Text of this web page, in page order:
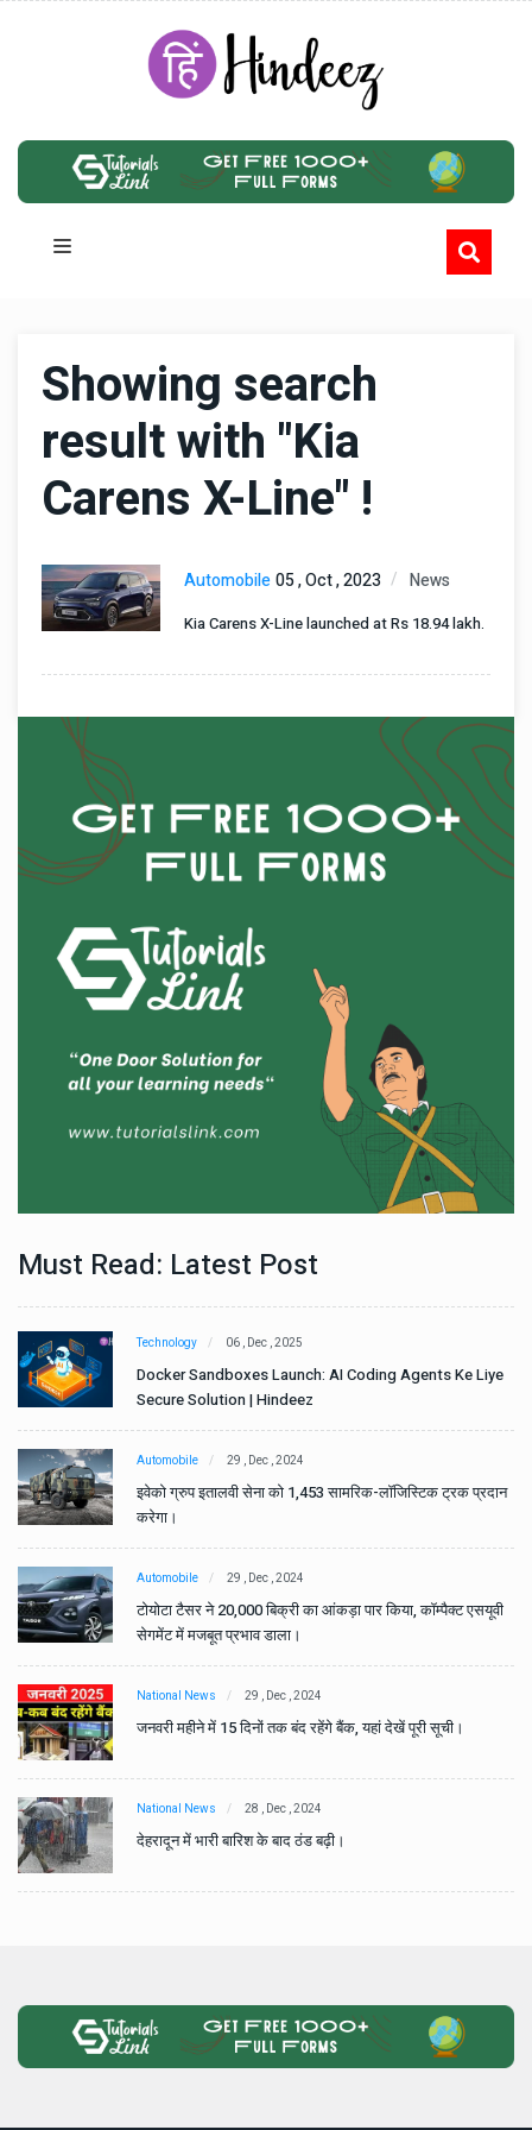
Showing search
result with "Kia
Carens X-Line" !
Automobile05 , Oct , 2023 News
Kia Carens X-Line launched at Rs 18.94 lakh.
Must Read: Latest Post
Technology 06 , Dec , 2025
Docker Sandboxes Launch: AI Coding Agents Ke Liye
Secure Solution | Hindeez
Automobile 29 , Dec , 2024
इवेको ग्रुप इतालवी सेना को 1,453 सामरिक-लॉजिस्टिक ट्रक प्रदान
करेगा।
Automobile 29 , Dec , 2024
टोयोटा टैसर ने 20,000 बिक्री का आंकड़ा पार किया, कॉम्पैक्ट एसयूवी
सेगमेंट में मजबूत प्रभाव डाला।
National News 29 , Dec , 2024
जनवरी महीने में 15 दिनों तक बंद रहेंगे बैंक, यहां देखें पूरी सूची।
National News 28 , Dec , 2024
देहरादून में भारी बारिश के बाद ठंड बढ़ी।